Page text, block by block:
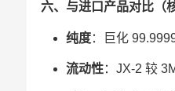
六、与进口产品对比（
纯度：巨化
流动性：JX-2 较